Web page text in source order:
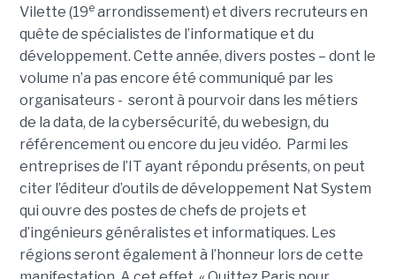
Vilette (19earrondissement) et divers recruteurs en
quête de spécialistes de l’informatique et du
développement. Cette année, divers postes – dont le
volume n’a pas encore été communiqué par les
organisateurs - seront à pourvoir dans les métiers
de la data, de la cybersécurité, du webesign, du
référencement ou encore du jeu vidéo. Parmi les
entreprises de l’IT ayant répondu présents, on peut
citer l’éditeur d’outils de développement Nat System
qui ouvre des postes de chefs de projets et
d’ingénieurs généralistes et informatiques. Les
régions seront également à l’honneur lors de cette